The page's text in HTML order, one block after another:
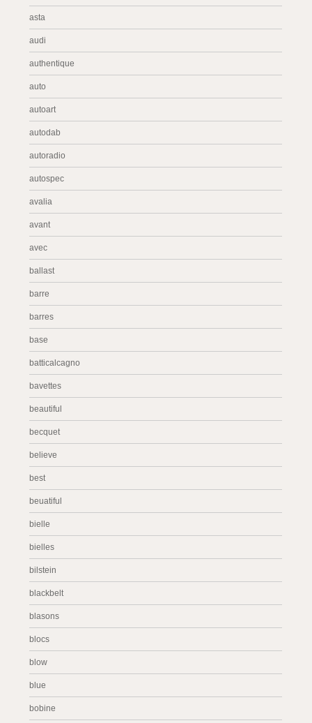
asta
audi
authentique
auto
autoart
autodab
autoradio
autospec
avalia
avant
avec
ballast
barre
barres
base
batticalcagno
bavettes
beautiful
becquet
believe
best
beuatiful
bielle
bielles
bilstein
blackbelt
blasons
blocs
blow
blue
bobine